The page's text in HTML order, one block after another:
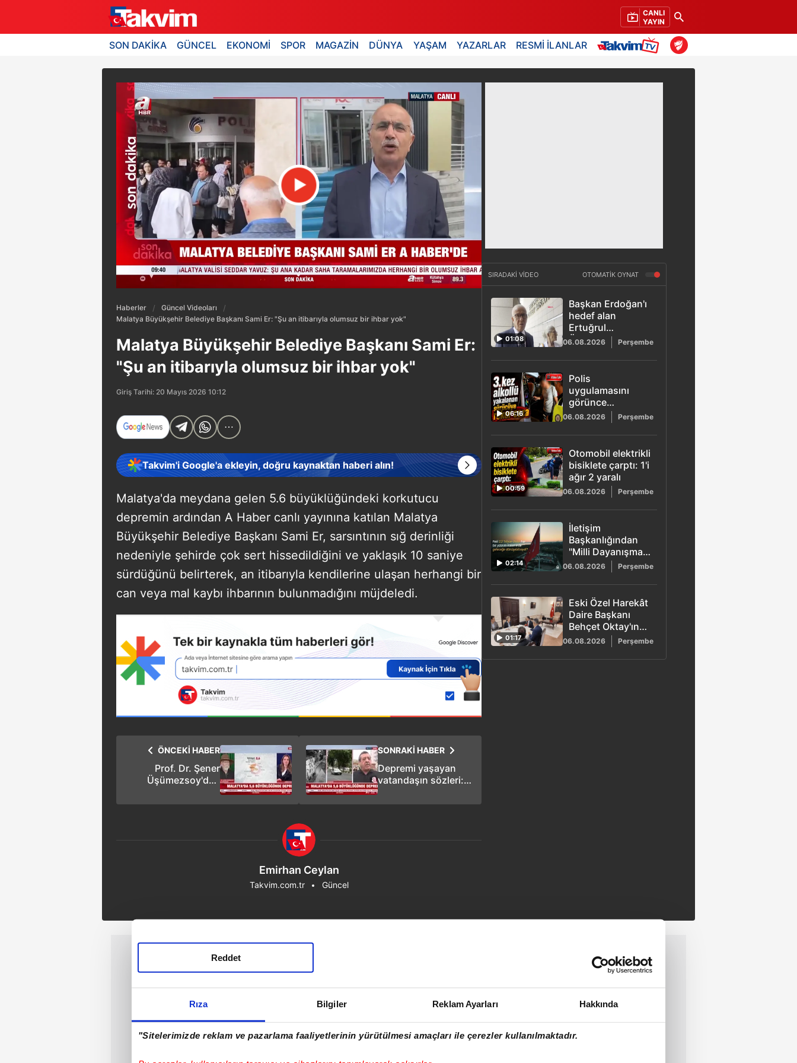
Rıza Bilgiler Reklam Ayarları Hakkında
"Sitelerimizde reklam ve pazarlama faaliyetlerinin yürütülmesi amaçları ile çerezler kullanılmaktadır.
Reddet
CANLI
YAYIN
SON DAKİKA GÜNCEL EKONOMİ SPOR MAGAZİN DÜNYA YAŞAM YAZARLAR RESMİ İLANLAR
Haberler
Güncel Videoları
Malatya Büyükşehir Belediye Başkanı Sami Er: "Şu an itibarıyla olumsuz bir ihbar yok"
Malatya Büyükşehir Belediye Başkanı Sami Er:
"Şu an itibarıyla olumsuz bir ihbar yok"
Giriş Tarihi: 20 Mayıs 2026 10:12
Takvim'i Google'a ekleyin, doğru kaynaktan haberi alın!
Malatya'da meydana gelen 5.6 büyüklüğündeki korkutucu
depremin ardından A Haber canlı yayınına katılan Malatya
Büyükşehir Belediye Başkanı Sami Er, sarsıntının sığ derinliği
nedeniyle şehirde çok sert hissedildiğini ve yaklaşık 10 saniye
sürdüğünü belirterek, an itibarıyla kendilerine ulaşan herhangi bir
can veya mal kaybı ihbarının bulunmadığını müjdeledi.
SONRAKİ HABER
Depremi yaşayan
vatandaşın sözleri:
döndü"
ÖNCEKİ HABER
Prof. Dr. Şener
Üşümezsoy'dan
deprem bekleniyor
Emirhan Ceylan
Takvim.com.tr Güncel
SIRADAKİ VİDEO OTOMATİK OYNAT
01:08
Başkan Erdoğan'ı
hedef alan
Ertuğrul
Özkök'ten
savcılıkta geri
vites: "Hakaret
aklımın ucundan
bile geçmez"
06.08.2026 Perşembe
06:16
Polis
uygulamasını
görünce
arızalandı süsü
verdi: 3. kez
alkollü yakalanan
sürücüye rekor
ceza
06.08.2026 Perşembe
00:59
Otomobil elektrikli
bisiklete çarptı: 1'i
ağır 2 yaralı
06.08.2026 Perşembe
02:14
İletişim
Başkanlığından
"Milli Dayanışma"
kampanyası:
Terörün maliyeti
2,3 trilyon dolar
olarak açıklandı
06.08.2026 Perşembe
01:17
Eski Özel Harekât
Daire Başkanı
Behçet Oktay'ın
şüpheli ölümü
incelemede
06.08.2026 Perşembe